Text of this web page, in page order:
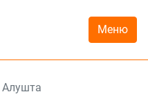
Меню
Алушта